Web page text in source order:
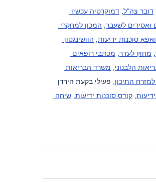
דובר צה"ל, דמוקרטיה עכשיו
ואסירים לשעבר, המכון למחקרי
סוכנות ידיעות, הוושינגטון
, מחוץ לעדר, מכתבי רופאים
הלבנוני, משרד הבריאות
למזרח התיכון, פעילי בקעת הירדן
, קודס סוכנות ידיעות, שיחה